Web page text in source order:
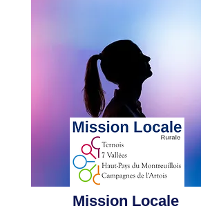
Mission Locale